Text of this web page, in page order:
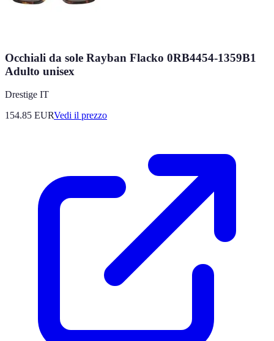
Occhiali da sole Rayban Flacko 0RB4454-1359B1
Adulto unisex
Drestige IT
154.85 EURVedi il prezzo